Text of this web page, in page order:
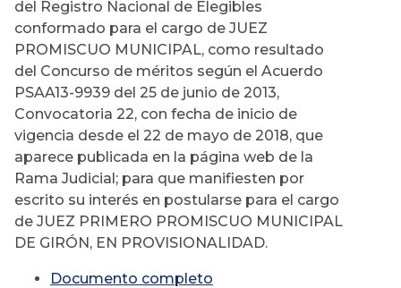
del Registro Nacional de Elegibles
conformado para el cargo de JUEZ
PROMISCUO MUNICIPAL, como resultado
del Concurso de méritos según el Acuerdo
PSAA13-9939 del 25 de junio de 2013,
Convocatoria 22, con fecha de inicio de
vigencia desde el 22 de mayo de 2018, que
aparece publicada en la página web de la
Rama Judicial; para que manifiesten por
escrito su interés en postularse para el cargo
de JUEZ PRIMERO PROMISCUO MUNICIPAL
DE GIRÓN, EN PROVISIONALIDAD.
Documento completo